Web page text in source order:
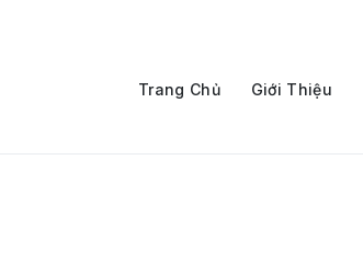
Trang Chủ Giới Thiệu